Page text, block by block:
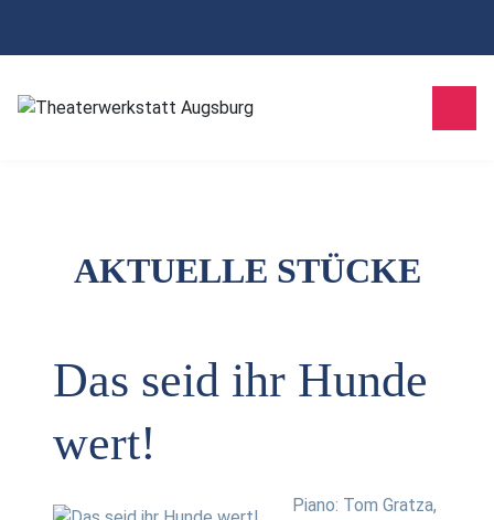
AKTUELLE STÜCKE
Das seid ihr Hunde
wert!
Piano: Tom Gratza,